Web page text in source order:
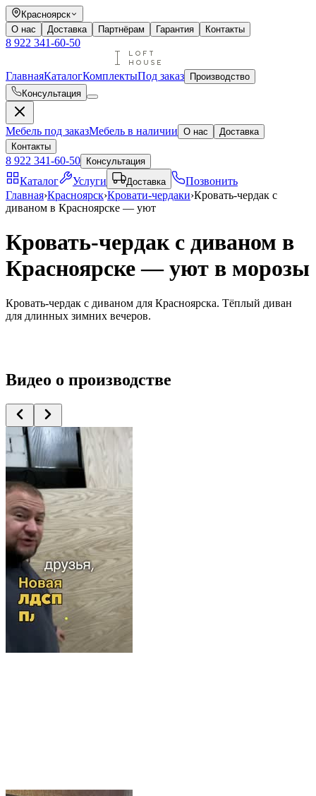
Красноярск
О нас
Доставка Партнёрам Гарантия Контакты
8 922 341-60-50
ГлавнаяКаталогКомплектыПод заказ
Производство
Консультация
Мебель под заказМебель в наличии О нас
Доставка
Контакты
8 922 341-60-50 Консультация
Каталог Услуги Доставка
Позвонить
Главная›Красноярск›Кровати-чердаки›Кровать-чердак с
диваном в Красноярске — уют
Кровать-чердак с диваном в
Красноярске — уют в морозы
Кровать-чердак с диваном для Красноярска. Тёплый диван
для длинных зимних вечеров.
Видео о производстве